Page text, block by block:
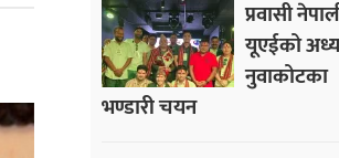
प्रवासी
यूएईको
नुवाकोटका
भण्डारी चयन